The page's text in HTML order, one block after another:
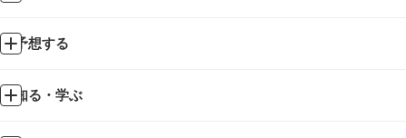
予想する
知る・学ぶ